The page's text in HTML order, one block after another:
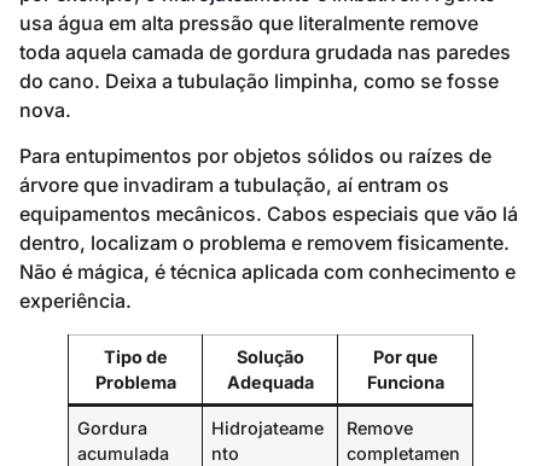
usa água em alta pressão que literalmente remove
toda aquela camada de gordura grudada nas paredes
do cano. Deixa a tubulação limpinha, como se fosse
nova.
Para entupimentos por objetos sólidos ou raízes de
árvore que invadiram a tubulação, aí entram os
equipamentos mecânicos. Cabos especiais que vão lá
dentro, localizam o problema e removem fisicamente.
Não é mágica, é técnica aplicada com conhecimento e
experiência.
Tipo de
Problema
Solução
Adequada
Por que
Funciona
Gordura
acumulada
Hidrojateame
nto
Remove
completamen